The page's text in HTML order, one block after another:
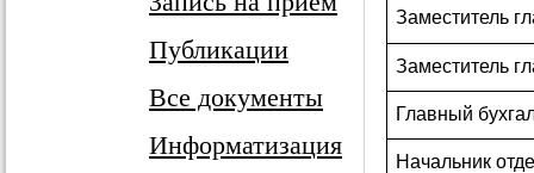
Публикации
Все документы
Информатизация
Заместитель
Заместитель
Главный
Начальник